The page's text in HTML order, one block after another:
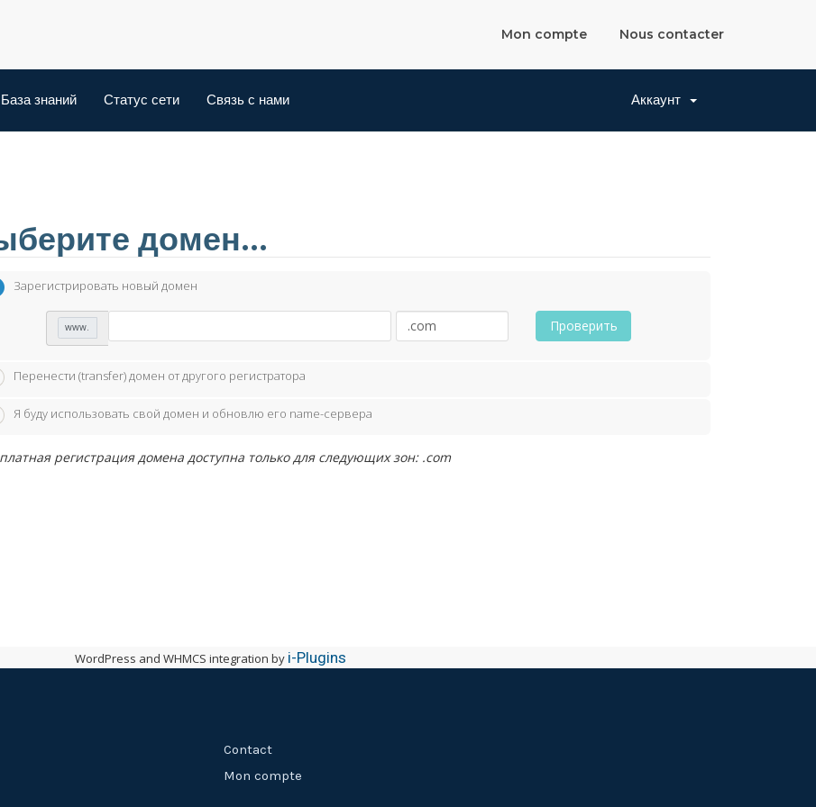
Mon compte Nous contacter
База знаний Статус сети Связь с нами Аккаунт
домен...
Зарегистрировать новый домен
www. Проверить
Перенести (transfer) домен от другого регистратора
Я буду использовать свой домен и обновлю его name-сервера
регистрация домена доступна только для следующих зон: .com
WordPress and WHMCS integration by i-Plugins
Contact
Mon compte